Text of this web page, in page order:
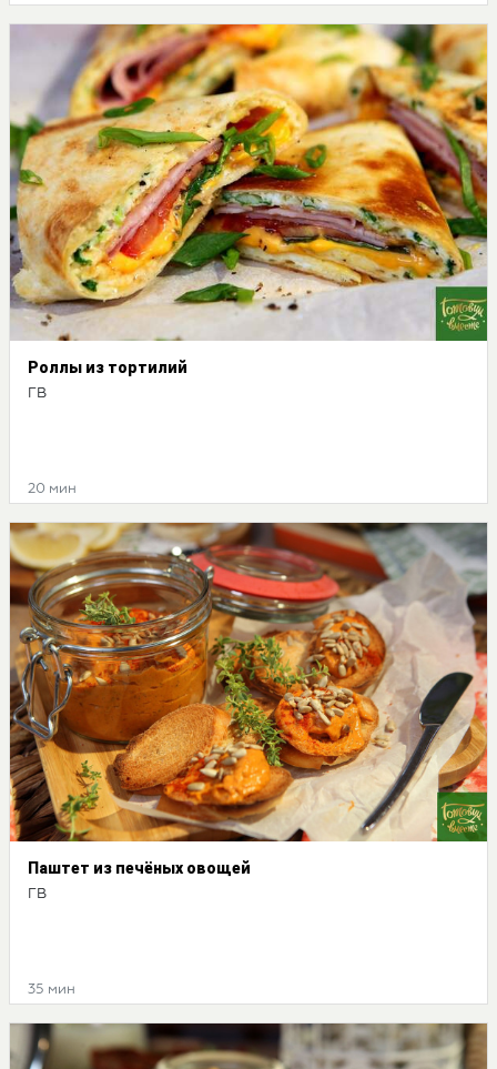
Роллы из тортилий
ГВ
20 мин
Паштет из печёных овощей
ГВ
35 мин